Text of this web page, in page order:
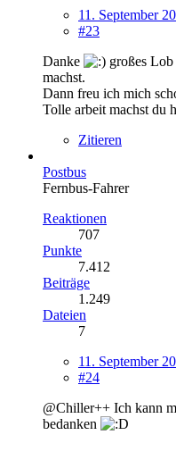
11. September
#23
Danke
großes
machst.
Dann freu ich mich
Tolle arbeit machst du
Zitieren
Postbus
Fernbus-Fahrer
Reaktionen
707
Punkte
7.412
Beiträge
1.249
Dateien
7
11. September
#24
@Chiller++ Ich kann
bedanken